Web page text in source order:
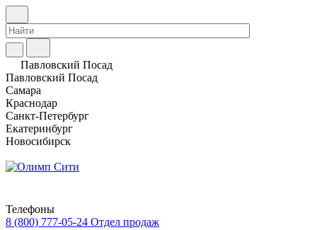
Павловский Посад
Павловский Посад
Самара
Краснодар
Санкт-Петербург
Екатеринбург
Новосибирск
Телефоны
8 (800) 777-05-24 Отдел продаж